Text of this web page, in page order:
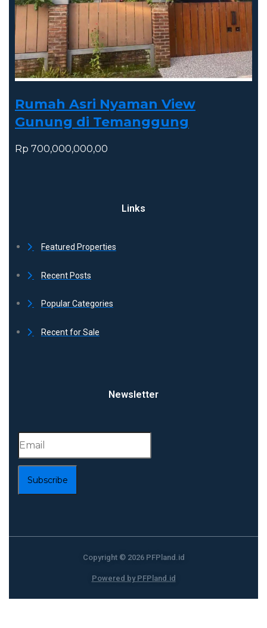
Rumah Asri Nyaman View
Gunung di Temanggung
Rp 700,000,000,00
Links
Featured Properties
Recent Posts
Popular Categories
Recent for Sale
Newsletter
Subscribe
Copyright © 2026 PFPland.id
Powered by PFPland.id